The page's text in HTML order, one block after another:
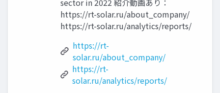
https://rt-solar.ru/about_company/
https://rt-solar.ru/analytics/reports/
https://rt-
solar.ru/about_company/
https://rt-
solar.ru/analytics/reports/